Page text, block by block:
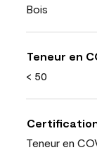
Bois
Teneur en
< 50
Teneur en